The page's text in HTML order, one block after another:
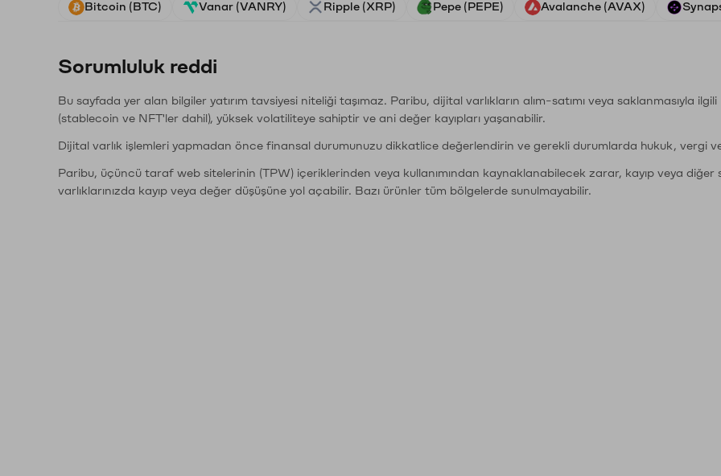
Bitcoin (BTC) Vanar (VANRY) Ripple (XRP) Pepe (PEPE) Avalanche (AVAX)
Sorumluluk reddi
Bu sayfada yer alan bilgiler yatırım tavsiyesi niteliği taşımaz. Paribu, dijital varlıkların alım-satımı veya saklanmasıyla
(stablecoin ve NFT'ler dahil), yüksek volatiliteye sahiptir ve ani değer kayıpları yaşanabilir.
Dijital varlık işlemleri yapmadan önce finansal durumunuzu dikkatlice değerlendirin ve gerekli durumlarda hukuk, vergi
Paribu, üçüncü taraf web sitelerinin (TPW) içeriklerinden veya kullanımından kaynaklanabilecek zarar, kayıp veya diğer
varlıklarınızda kayıp veya değer düşüşüne yol açabilir. Bazı ürünler tüm bölgelerde sunulmayabilir.